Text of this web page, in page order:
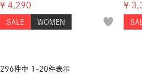
¥ 4,290
SALE WOMEN
¥
296件中 1 -20件表示